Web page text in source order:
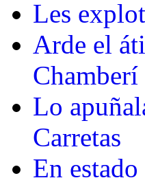
Les
Arde el
Chamberí
Lo
Carretas
En